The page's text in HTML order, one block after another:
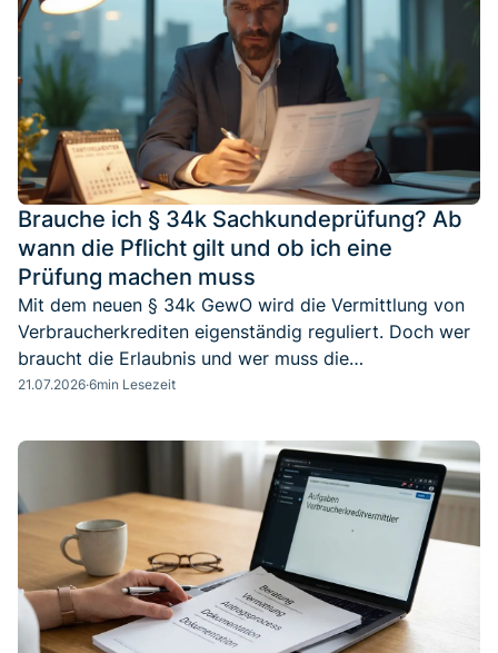
Brauche ich § 34k Sachkundeprüfung? Ab
wann die Pflicht gilt und ob ich eine
Prüfung machen muss
Mit dem neuen § 34k GewO wird die Vermittlung von
Verbraucherkrediten eigenständig reguliert. Doch wer
braucht die Erlaubnis und wer muss die
Sachkundeprüfung ablegen?
21.07.2026·6min Lesezeit